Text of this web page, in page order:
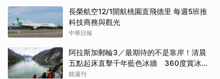
長榮航空12/1開航桃園直飛德里 每週5班推
科技商務與觀光
中華日報
阿拉斯加郵輪3／最期待的不是靠岸！清晨
五點起床直擊千年藍色冰牆 360度賞冰川
太療癒
鏡週刊